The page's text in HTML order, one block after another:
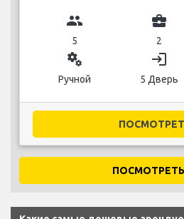
group
5
business_center
2
miscellaneous_services
Ручной
login
5 Дверь